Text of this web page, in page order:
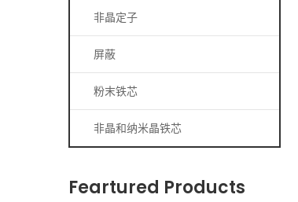
非晶定子
屏蔽
粉末铁芯
非晶和纳米晶铁芯
Feartured Products